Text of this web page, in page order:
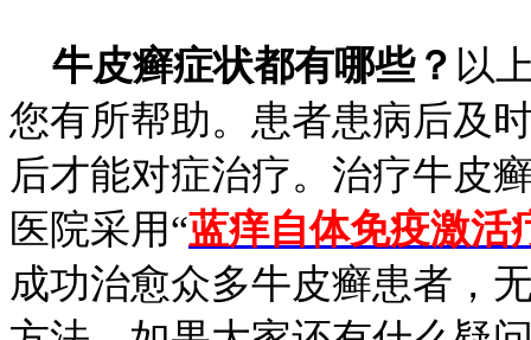
牛皮癣症状都有哪些？ 以
您有所帮助。患者患病后及
后才能对症治疗。治疗牛皮
医院采用“蓝痒自体免疫激活
成功治愈众多牛皮癣患者，